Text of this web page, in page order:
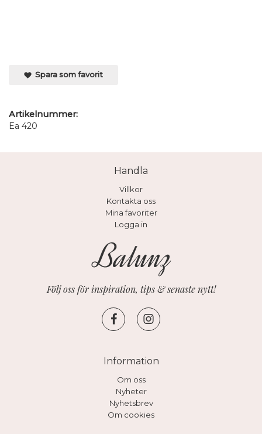
Spara som favorit
Artikelnummer:
Ea 420
Handla
Villkor
Kontakta oss
Mina favoriter
Logga in
Följ oss för inspiration, tips & senaste nytt!
Information
Om oss
Nyheter
Nyhetsbrev
Om cookies